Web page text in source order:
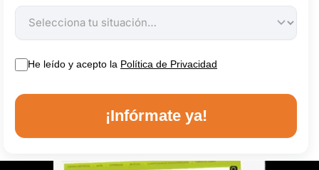
He leído y acepto la Política de Privacidad
¡Infórmate ya!